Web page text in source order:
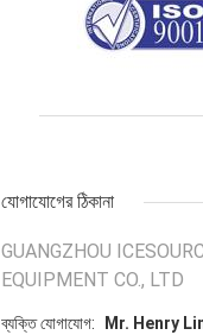
যোগাযোগের ঠিকানা
GUANGZHOU
EQUIPMENT CO., LTD
ব্যক্তি যোগাযোগ:
Mr. Henry